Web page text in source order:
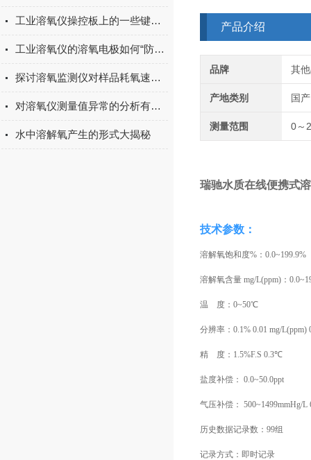
工业溶氧仪操控板上的一些键位说明
工业溶氧仪的溶氧电极如何“防老化”？
探讨溶氧监测仪对样品耗氧速率的监测
对溶氧仪测量值异常的分析有没有搞懂？
水中溶解氧产生的形式大揭秘
产品介绍
品牌 其
产地类别 国产
测量范围 0～
瑞驰水质在线便携式
技术参数：
溶解氧饱和度%：0.0~199.9%
溶解氧含量 mg/L(ppm)：
温 度：0~50℃
分辨率：0.1% 0.01 mg/
精 度：1.5%F.S 0.3℃
盐度补偿： 0.0~50.0ppt
气压补偿： 500~1499mmHg/L
历史数据记录数：99组
记录方式：即时记录